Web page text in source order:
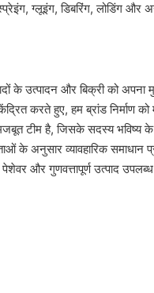
ग्लूइंग, डिबरिंग, लोडिंग
उत्पादन और बिक्री को अपना
करते हुए, हम ब्रांड निर्माण
टीम है, जिसके सदस्य भविष्य
के अनुसार व्यावहारिक
पेशेवर और गुणवत्तापूर्ण